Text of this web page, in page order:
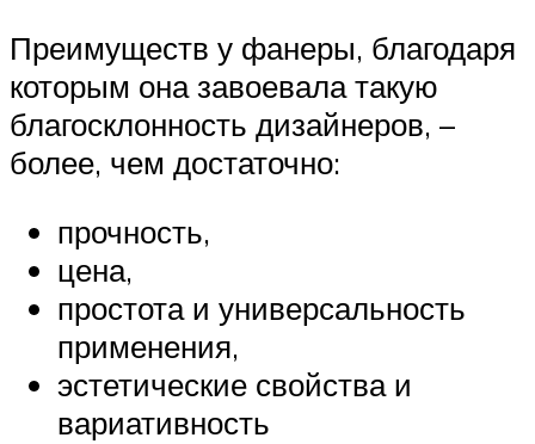
Преимуществ у фанеры, благодаря
которым она завоевала такую
благосклонность дизайнеров, –
более, чем достаточно:
прочность,
цена,
простота и универсальность
применения,
эстетические свойства и
вариативность